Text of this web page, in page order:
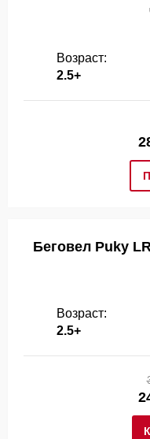
Возраст:
2.5+
Беговел Puky
Возраст:
2.5+